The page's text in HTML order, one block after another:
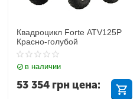
Квадроцикл Forte ATV125P
Красно-голубой
в наличии
53 354 грн цена: